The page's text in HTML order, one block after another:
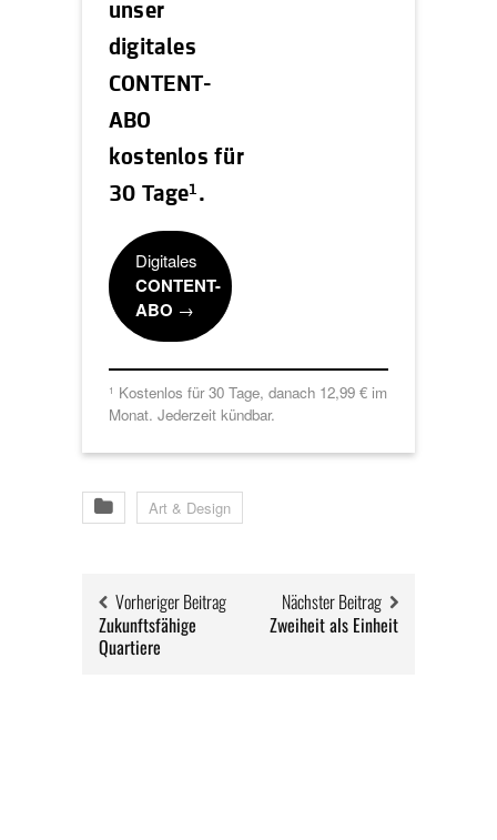
unser
digitales
CONTENT-
ABO
kostenlos für
30 Tage1 .
Digitales
CONTENT-
ABO →
1 Kostenlos für 30 Tage, danach 12,99 € im
Monat. Jederzeit kündbar.
Art & Design
Vorheriger Beitrag
Zukunftsfähige
Quartiere
Nächster Beitrag
Zweiheit als Einheit